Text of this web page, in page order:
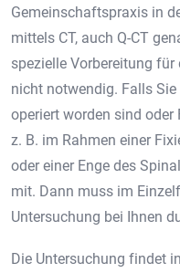
Gemeinschaftspraxis in
mittels CT, auch Q-CT
spezielle Vorbereitung für
nicht notwendig. Falls Sie
operiert worden sind oder
z. B. im Rahmen einer
oder einer Enge des
mit. Dann muss im
Untersuchung bei Ihnen
Die Untersuchung findet